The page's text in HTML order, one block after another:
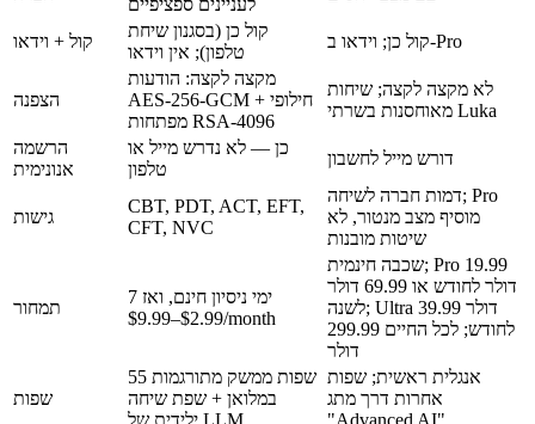
לעניינים ספציפיים
קול + וידאו
קול כן (בסגנון שיחת
טלפון); אין וידאו
קול כן; וידאו ב-Pro
הצפנה
מקצה לקצה: הודעות
AES-256-GCM + חילופי
מפתחות RSA-4096
לא מקצה לקצה; שיחות
מאוחסנות בשרתי Luka
הרשמה
אנונימית
כן — לא נדרש מייל או
טלפון
דורש מייל לחשבון
גישות
CBT, PDT, ACT, EFT,
CFT, NVC
דמות חברה לשיחה; Pro
מוסיף מצב מנטור, לא
שיטות מובנות
תמחור
7 ימי ניסיון חינם, ואז
$2.99–$9.99/month
שכבה חינמית; Pro 19.99
דולר לחודש או
69.99 דולר
לשנה; Ultra 39.99 דולר
לחודש; לכל החיים 299.99
דולר
שפות
55 שפות ממשק מתורגמות
במלואן + שפת שיחה
אנגלית ראשית; שפות
אחרות דרך מתג